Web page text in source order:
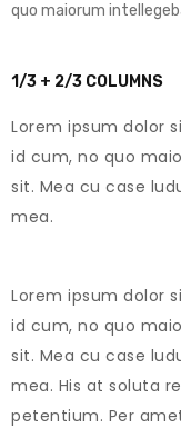
quo maiorum
1/3 + 2/3 COLUMNS
Lorem ipsum dolor
id cum, no quo
sit. Mea cu case
mea.
Lorem ipsum dolor
id cum, no quo
sit. Mea cu case
mea. His at soluta
petentium. Per